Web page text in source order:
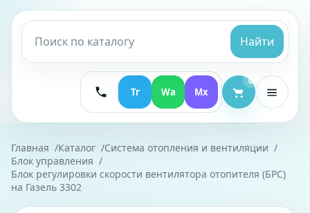
Найти
Тг Wa Mx
0
Главная Каталог
Система отопления и вентиляции
Блок управления
Блок регулировки скорости вентилятора отопителя (БРС)
на Газель 3302